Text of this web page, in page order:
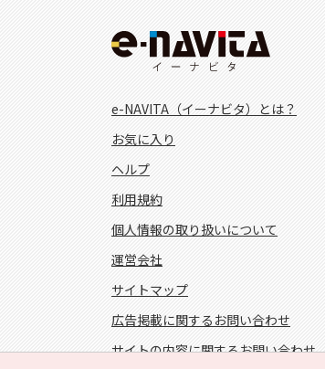
e-NAVITA（イーナビタ）とは？
お気に入り
ヘルプ
利用規約
個人情報の取り扱いについて
運営会社
サイトマップ
広告掲載に関するお問い合わせ
サイトの内容に関するお問い合わせ